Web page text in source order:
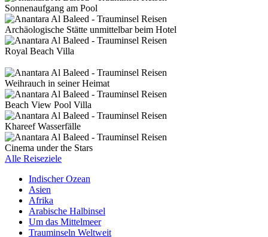
Sonnenaufgang am Pool
Archäologische Stätte unmittelbar beim Hotel
Royal Beach Villa
Weihrauch in seiner Heimat
Beach View Pool Villa
Khareef Wasserfälle
Cinema under the Stars
Alle Reiseziele
Indischer Ozean
Asien
Afrika
Arabische Halbinsel
Um das Mittelmeer
Trauminseln Weltweit